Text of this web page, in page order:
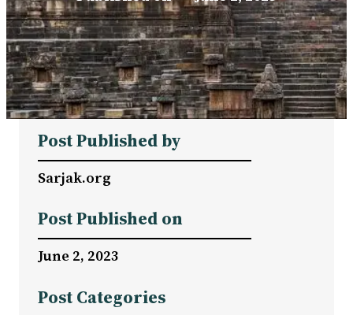
Post Published by
Sarjak.org
Post Published on
June 2, 2023
Post Categories